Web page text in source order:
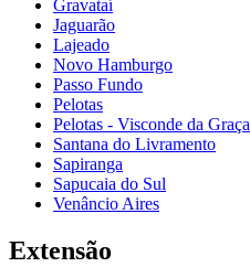
Gravataí
Jaguarão
Lajeado
Novo Hamburgo
Passo Fundo
Pelotas
Pelotas - Visconde da Graça
Santana do Livramento
Sapiranga
Sapucaia do Sul
Venâncio Aires
Extensão